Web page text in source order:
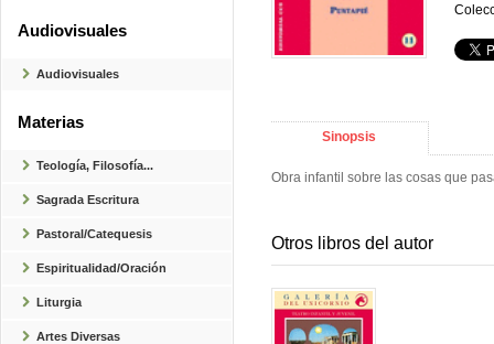
Audiovisuales
Audiovisuales
Materias
Teología, Filosofía...
Sagrada Escritura
Pastoral/Catequesis
Espiritualidad/Oración
Liturgia
Artes Diversas
Sinopsis
Obra infantil sobre las cosas que
Otros libros del autor